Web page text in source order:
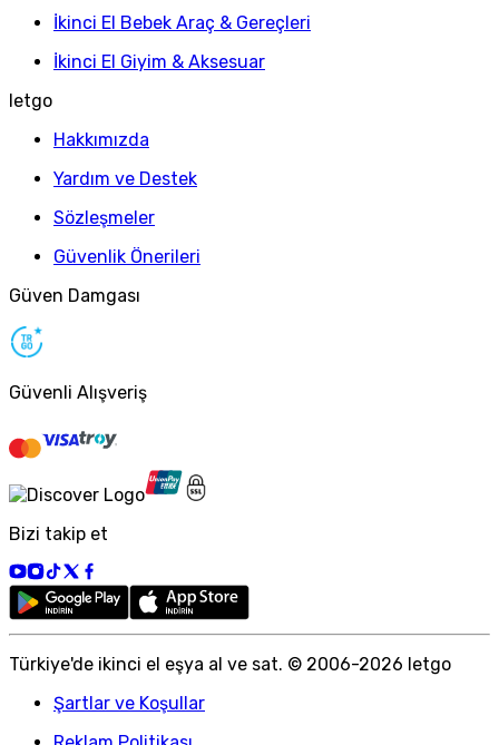
İkinci El Bebek Araç & Gereçleri
İkinci El Giyim & Aksesuar
letgo
Hakkımızda
Yardım ve Destek
Sözleşmeler
Güvenlik Önerileri
Güven Damgası
Güvenli Alışveriş
Bizi takip et
Türkiye'de ikinci el eşya al ve sat. © 2006-2026 letgo
Şartlar ve Koşullar